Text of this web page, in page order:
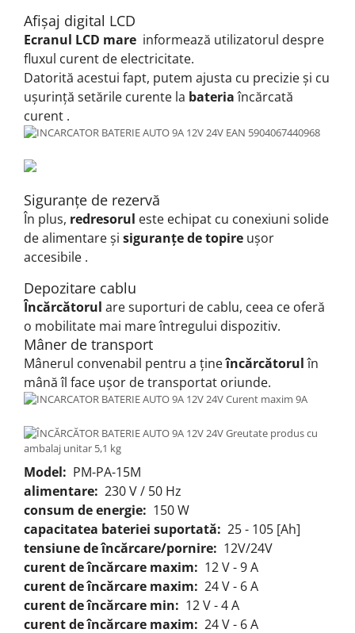
Afișaj digital LCD
Ecranul LCD mare informează utilizatorul despre
fluxul curent de electricitate.
Datorită acestui fapt, putem ajusta cu precizie și cu
ușurință setările curente la bateriaîncărcată
curent .
Siguranțe de rezervă
În plus, redresorul este echipat cu conexiuni solide
de alimentare și siguranțe de topire ușor
accesibile .
Depozitare cablu
Încărcătorul are suporturi de cablu, ceea ce oferă
o mobilitate mai mare întregului dispozitiv.
Mâner de transport
Mânerul convenabil pentru a țineîncărcătorulîn
mână îl face ușor de transportat oriunde.
Model: PM-PA-15M
alimentare: 230 V / 50 Hz
consum de energie: 150 W
capacitatea bateriei suportată: 25 - 105 [Ah]
tensiune de încărcare/pornire: 12V/24V
curent de încărcare maxim: 12 V - 9 A
curent de încărcare maxim: 24 V - 6 A
curent de încărcare min: 12 V - 4 A
curent de încărcare maxim: 24 V - 6 A